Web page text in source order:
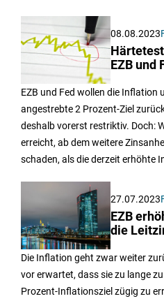
08.08.2023
EZB und
EZB und Fed wollen die Inflation
angestrebte 2 Prozent-Ziel
deshalb vorerst restriktiv. Doch:
erreicht, ab dem weitere
schaden, als die derzeit erhöhte
27.07.2023
EZB
die
Die Inflation geht zwar weiter
vor erwartet, dass sie zu lange
Prozent-Inflationsziel zügig zu